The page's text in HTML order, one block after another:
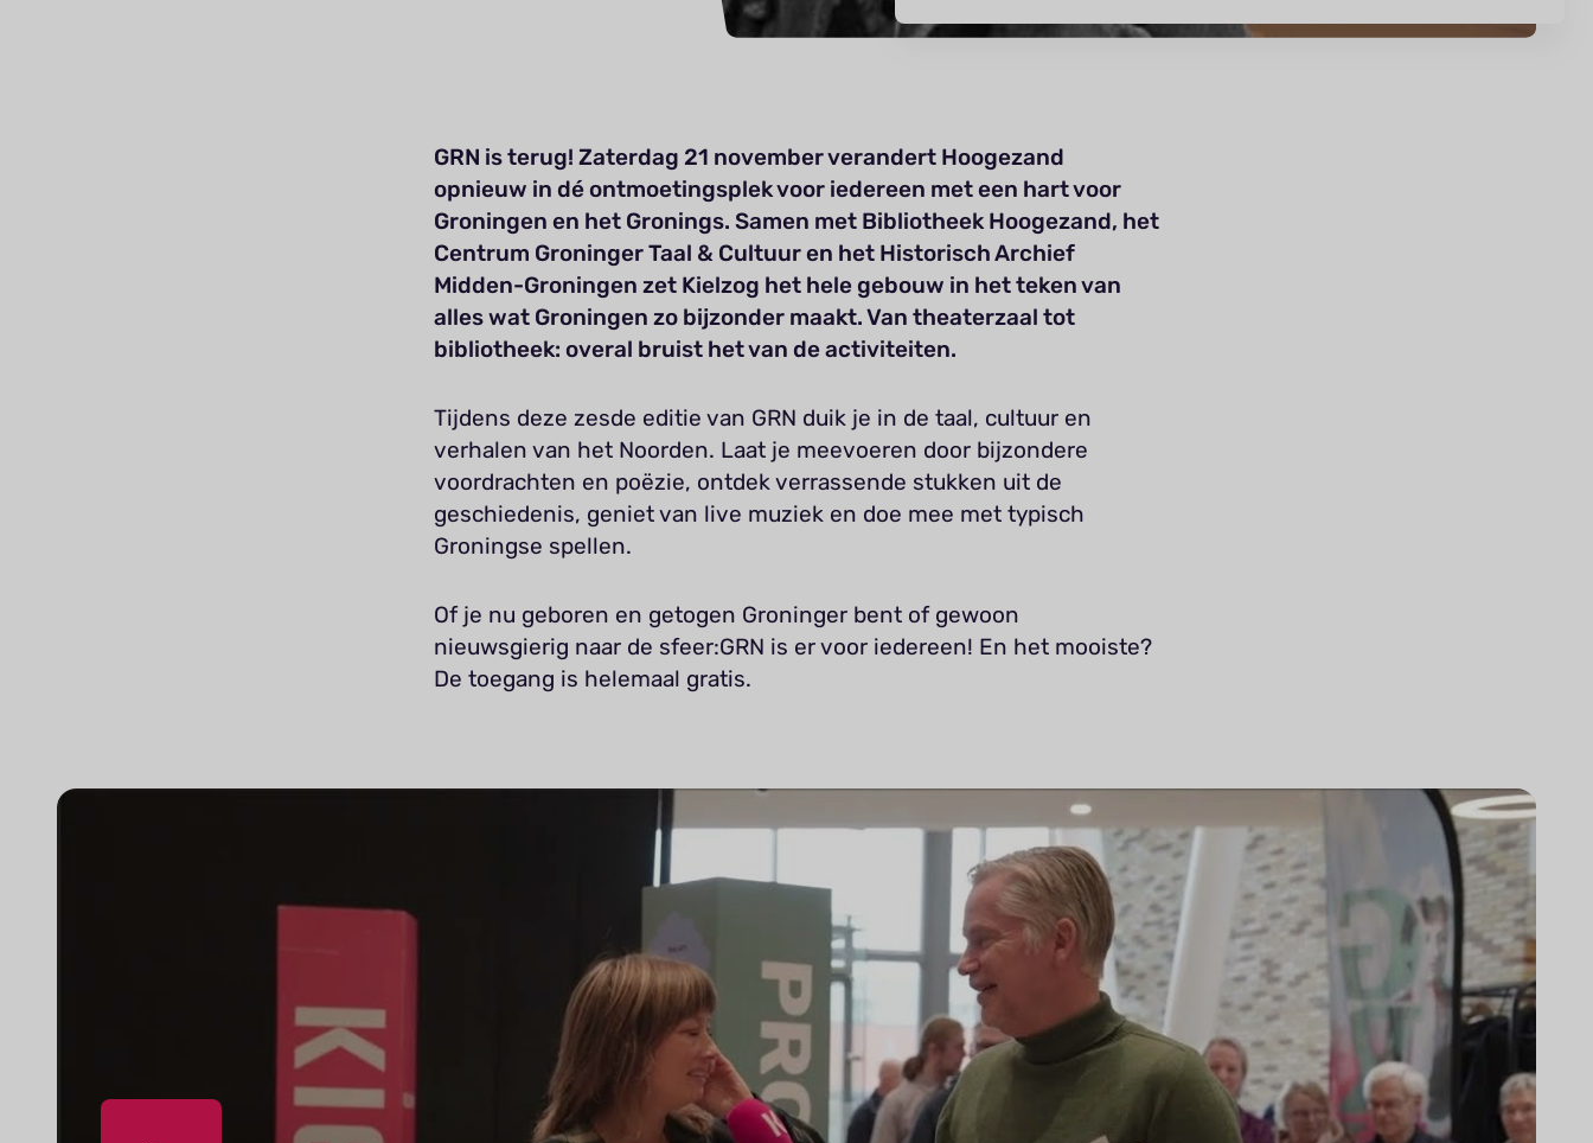
GRN is terug! Zaterdag 21 november verandert Hoogezand
opnieuw in dé ontmoetingsplek voor iedereen met een hart voor
Groningen en het Gronings. Samen met Bibliotheek Hoogezand, het
Centrum Groninger Taal & Cultuur en het Historisch Archief
Midden-Groningen zet Kielzog het hele gebouw in het teken van
alles wat Groningen zo bijzonder maakt. Van theaterzaal tot
bibliotheek: overal bruist het van de activiteiten.
Tijdens deze zesde editie van GRN duik je in de taal, cultuur en
verhalen van het Noorden. Laat je meevoeren door bijzondere
voordrachten en poëzie, ontdek verrassende stukken uit de
geschiedenis, geniet van live muziek en doe mee met typisch
Groningse spellen.
Of je nu geboren en getogen Groninger bent of gewoon
nieuwsgierig naar de sfeer:GRN is er voor iedereen! En het mooiste?
De toegang is helemaal gratis.